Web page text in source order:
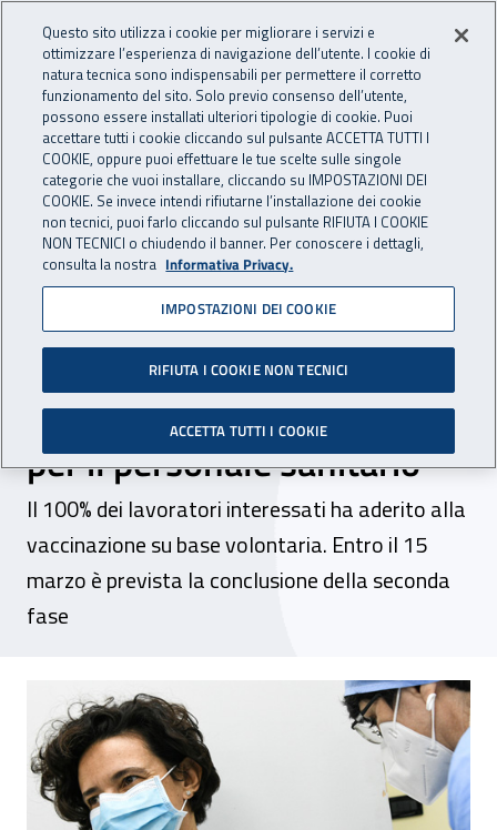
INAIL - Istituto Nazionale
Apri cerca
Navigazione principale
Navigazione - Ti trovi in:
Home Inail comunica News
15 febbraio 2021
Inail Sardegna, al via la
prima fase della campagna
vaccinale anti Sars-Cov-2
per il personale sanitario
Il 100% dei lavoratori interessati ha aderito alla
vaccinazione su base volontaria. Entro il 15
marzo è prevista la conclusione della seconda
fase
Inail Sardegna, al via la prima fase
Questo sito utilizza i cookie per migliorare i servizi e
ottimizzare l’esperienza di navigazione dell’utente. I cookie di
natura tecnica sono indispensabili per permettere il corretto
funzionamento del sito. Solo previo consenso dell’utente,
possono essere installati ulteriori tipologie di cookie. Puoi
accettare tutti i cookie cliccando sul pulsante ACCETTA TUTTI I
COOKIE, oppure puoi effettuare le tue scelte sulle singole
categorie che vuoi installare, cliccando su IMPOSTAZIONI DEI
COOKIE. Se invece intendi rifiutarne l’installazione dei cookie
non tecnici, puoi farlo cliccando sul pulsante RIFIUTA I COOKIE
NON TECNICI o chiudendo il banner. Per conoscere i dettagli,
consulta la nostra Informativa Privacy.
IMPOSTAZIONI DEI COOKIE
RIFIUTA I COOKIE NON TECNICI
ACCETTA TUTTI I COOKIE